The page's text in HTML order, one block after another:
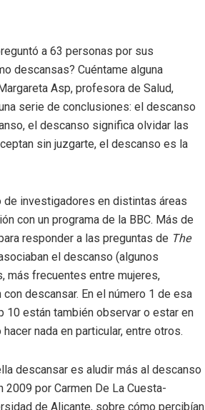
a 63 personas por sus
descansas? Cuéntame alguna
Asp, profesora de Salud,
serie de conclusiones: el descanso
el descanso significa olvidar las
sin juzgarte, el descanso es la
de investigadores en distintas áreas
con un programa de la BBC. Más de
responder a las preguntas de The
el descanso (algunos
más frecuentes entre mujeres,
descansar. En el número 1 de esa
10 están también observar o estar en
nada en particular, entre otros.
descansar es aludir más al descanso
2009 por Carmen De La Cuesta-
de Alicante, sobre cómo percibían